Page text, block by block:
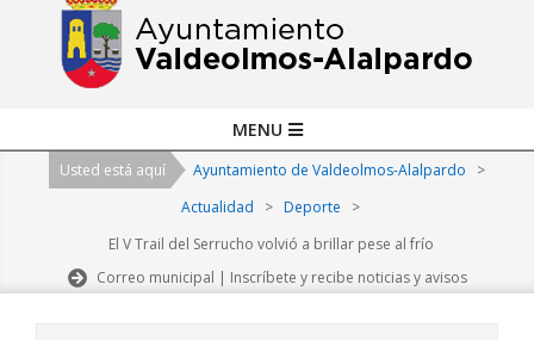
Navigation
MENU
Usted está aquí Ayuntamiento de Valdeolmos-Alalpardo
>
Actualidad
> Deporte
>
El V Trail del Serrucho volvió a brillar pese al frío
Correo municipal | Inscríbete y recibe noticias y avisos